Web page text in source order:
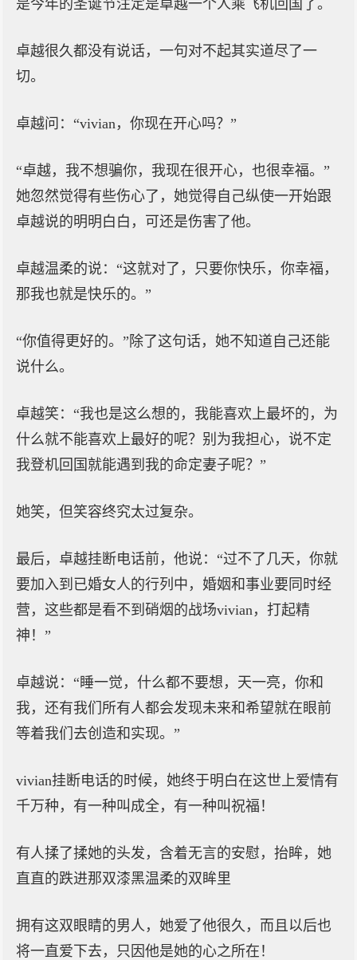
是今年的圣诞节注定是卓越一个人乘飞机回国了。
卓越很久都没有说话，一句对不起其实道尽了一
切。
卓越问：“vivian，你现在开心吗？”
“卓越，我不想骗你，我现在很开心，也很幸福。”
她忽然觉得有些伤心了，她觉得自己纵使一开始跟
卓越说的明明白白，可还是伤害了他。
卓越温柔的说：“这就对了，只要你快乐，你幸福，
那我也就是快乐的。”
“你值得更好的。”除了这句话，她不知道自己还能
说什么。
卓越笑：“我也是这么想的，我能喜欢上最坏的，为
什么就不能喜欢上最好的呢？别为我担心，说不定
我登机回国就能遇到我的命定妻子呢？”
她笑，但笑容终究太过复杂。
最后，卓越挂断电话前，他说：“过不了几天，你就
要加入到已婚女人的行列中，婚姻和事业要同时经
营，这些都是看不到硝烟的战场vivian，打起精
神！”
卓越说：“睡一觉，什么都不要想，天一亮，你和
我，还有我们所有人都会发现未来和希望就在眼前
等着我们去创造和实现。”
vivian挂断电话的时候，她终于明白在这世上爱情有
千万种，有一种叫成全，有一种叫祝福！
有人揉了揉她的头发，含着无言的安慰，抬眸，她
直直的跌进那双漆黑温柔的双眸里
拥有这双眼睛的男人，她爱了他很久，而且以后也
将一直爱下去，只因他是她的心之所在！